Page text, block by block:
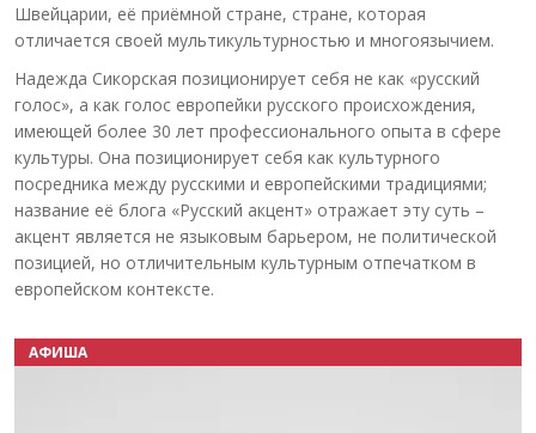
Швейцарии, её приёмной стране, стране, которая
отличается своей мультикультурностью и многоязычием.
Надежда Сикорская позиционирует себя не как «русский
голос», а как голос европейки русского происхождения,
имеющей более 30 лет профессионального опыта в сфере
культуры. Она позиционирует себя как культурного
посредника между русскими и европейскими традициями;
название её блога «Русский акцент» отражает эту суть –
акцент является не языковым барьером, не политической
позицией, но отличительным культурным отпечатком в
европейском контексте.
АФИША